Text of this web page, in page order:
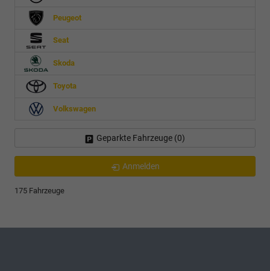
Peugeot
Seat
Skoda
Toyota
Volkswagen
Geparkte Fahrzeuge (0)
Anmelden
175 Fahrzeuge